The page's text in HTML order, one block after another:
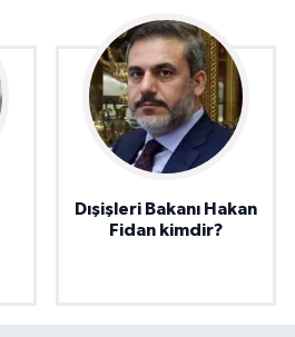
Dışişleri Bakanı Hakan
Fidan kimdir?